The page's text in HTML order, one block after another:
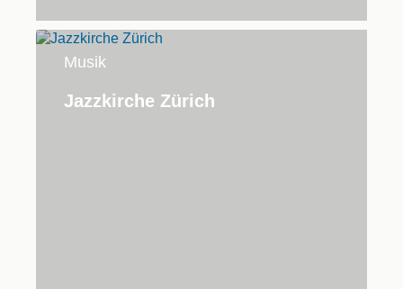
Musik
Jazzkirche Zürich